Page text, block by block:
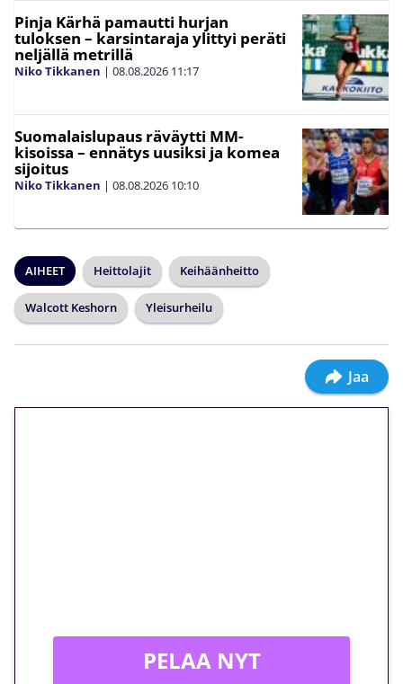
Pinja Kärhä pamautti hurjan
tuloksen – karsintaraja ylittyi peräti
neljällä metrillä
Niko Tikkanen | 08.08.2026 11:17
Suomalaislupaus räväytti MM-
kisoissa – ennätys uusiksi ja komea
sijoitus
Niko Tikkanen | 08.08.2026 10:10
AIHEET Heittolajit Keihäänheitto
Walcott Keshorn Yleisurheilu
Jaa
PELAA NYT